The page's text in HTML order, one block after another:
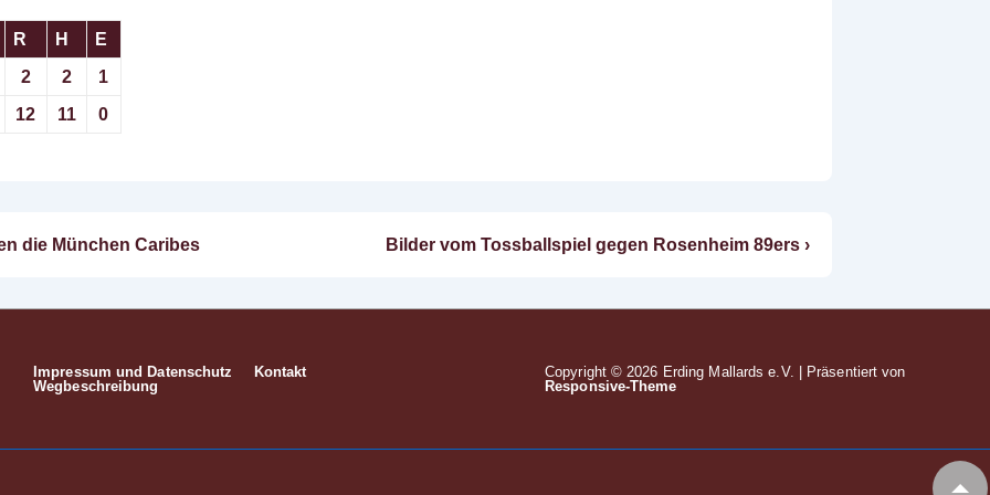
R H
E
2 2
1
12 11 0
die München Caribes
Nächster
Bilder vom Tossballspiel gegen Rosenheim 89ers ›
Footer-
Impressum und Datenschutz
Kontakt
Wegbeschreibung
Copyright © 2026 Erding Mallards e.V.
| Präsentiert von
Responsive-Theme